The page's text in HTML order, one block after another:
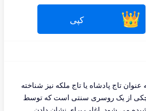
👑 کپی
تاج پادشاه یا تاج ملکه نیز شناخته
از یک روسری سنتی است که توسط